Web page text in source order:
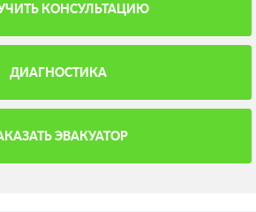
КОНСУЛЬТАЦИЮ
ДИАГНОСТИКА
ЭВАКУАТОР